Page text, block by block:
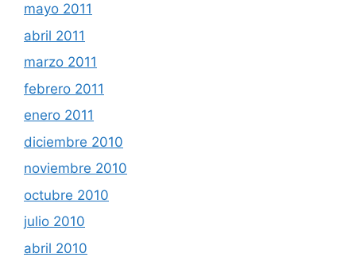
mayo 2011
abril 2011
marzo 2011
febrero 2011
enero 2011
diciembre 2010
noviembre 2010
octubre 2010
julio 2010
abril 2010